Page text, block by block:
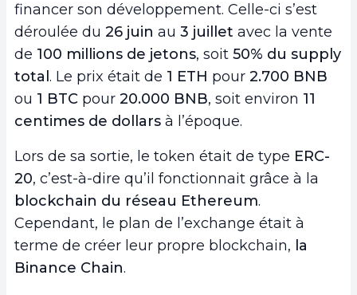
financer son développement. Celle-ci s’est
déroulée du 26 juin au 3 juillet avec la vente
de 100 millions de jetons, soit 50% du supply
total . Le prix était de 1 ETH pour 2.700 BNB
ou 1 BTC pour 20.000 BNB, soit environ 11
centimes de dollars à l’époque.
Lors de sa sortie, le token était de type ERC-
20, c’est-à-dire qu’il fonctionnait grâce à la
blockchain du réseau Ethereum.
Cependant, le plan de l’exchange était à
terme de créer leur propre blockchain, la
Binance Chain.